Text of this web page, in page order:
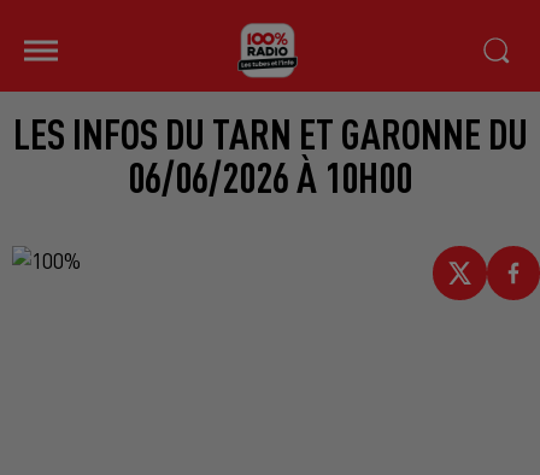
LES INFOS DU TARN ET GARONNE DU
06/06/2026 À 10H00